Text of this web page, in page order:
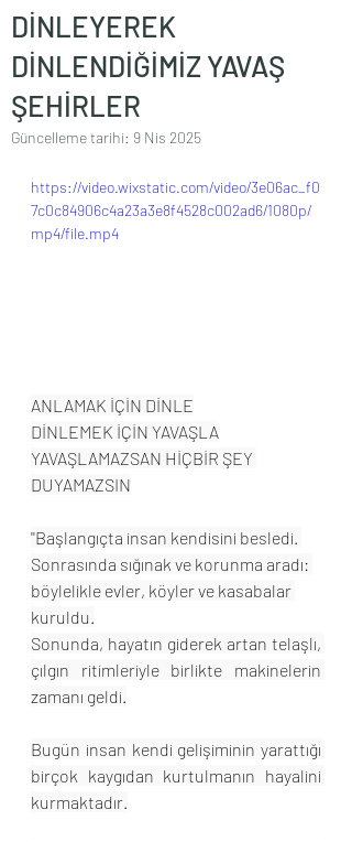
DİNLEYEREK
DİNLENDİĞİMİZ YAVAŞ
ŞEHİRLER
Güncelleme tarihi: 9 Nis 2025
https://video.wixstatic.com/video/3e06ac_f0
7c0c84906c4a23a3e8f4528c002ad6/1080p/
mp4/file.mp4
ANLAMAK İÇİN DİNLE
DİNLEMEK İÇİN YAVAŞLA
YAVAŞLAMAZSAN HİÇBİR ŞEY
DUYAMAZSIN
''Başlangıçta insan kendisini besledi.
Sonrasında sığınak ve korunma aradı:
böylelikle evler, köyler ve kasabalar
kuruldu.
Sonunda, hayatın giderek artan telaşlı,
çılgın ritimleriyle birlikte makinelerin
zamanı geldi.
Bugün insan kendi gelişiminin yarattığı
birçok kaygıdan kurtulmanın hayalini
kurmaktadır.